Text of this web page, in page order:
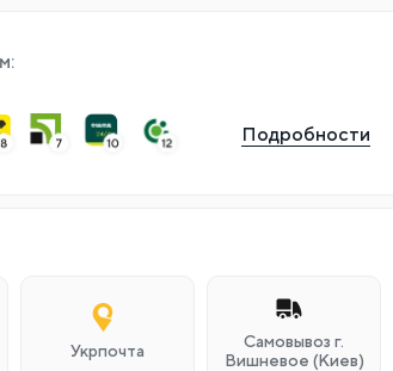
Подробности
Укрпочта
Самовывоз г.
Вишневое (Киев)